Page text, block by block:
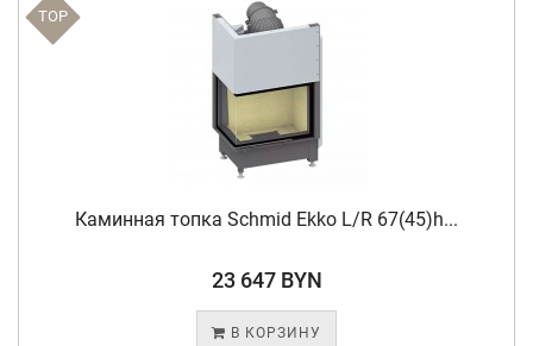
TOP
Каминная топка Schmid Ekko L/R 67(45)h...
23 647 BYN
В КОРЗИНУ